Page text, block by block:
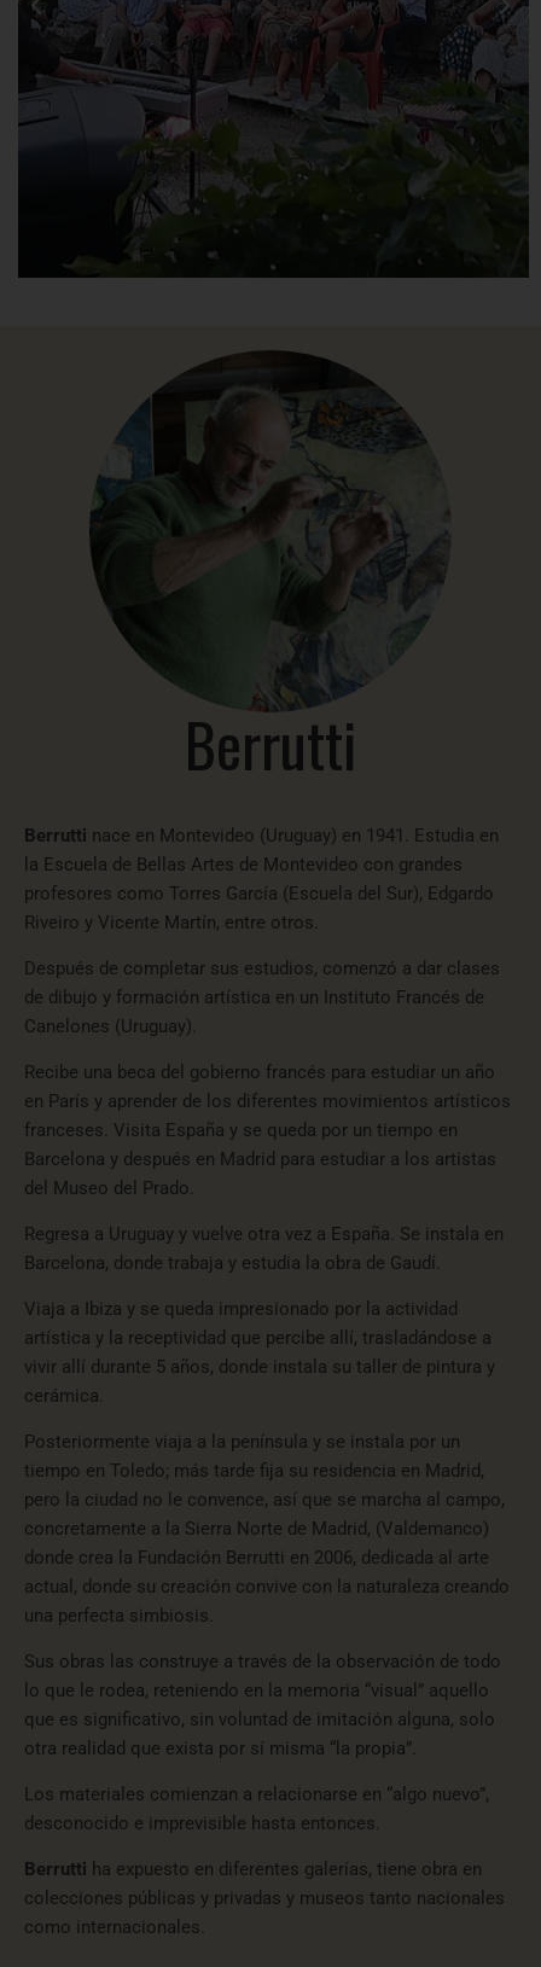
Berrutti
Berrutti nace en Montevideo (Uruguay) en 1941. Estudia en
la Escuela de Bellas Artes de Montevideo con grandes
profesores como Torres García (Escuela del Sur), Edgardo
Riveiro y Vicente Martín, entre otros.
Después de completar sus estudios, comenzó a dar clases
de dibujo y formación artística en un Instituto Francés de
Canelones (Uruguay).
Recibe una beca del gobierno francés para estudiar un año
en París y aprender de los diferentes movimientos artísticos
franceses. Visita España y se queda por un tiempo en
Barcelona y después en Madrid para estudiar a los artistas
del Museo del Prado.
Regresa a Uruguay y vuelve otra vez a España. Se instala en
Barcelona, donde trabaja y estudia la obra de Gaudí.
Viaja a Ibiza y se queda impresionado por la actividad
artística y la receptividad que percibe allí, trasladándose a
vivir allí durante 5 años, donde instala su taller de pintura y
cerámica.
Posteriormente viaja a la península y se instala por un
tiempo en Toledo; más tarde fija su residencia en Madrid,
pero la ciudad no le convence, así que se marcha al campo,
concretamente a la Sierra Norte de Madrid, (Valdemanco)
donde crea la Fundación Berrutti en 2006, dedicada al arte
actual, donde su creación convive con la naturaleza creando
una perfecta simbiosis.
Sus obras las construye a través de la observación de todo
lo que le rodea, reteniendo en la memoria “visual” aquello
que es significativo, sin voluntad de imitación alguna, solo
otra realidad que exista por sí misma “la propia”.
Los materiales comienzan a relacionarse en “algo nuevo”,
desconocido e imprevisible hasta entonces.
Berrutti ha expuesto en diferentes galerías, tiene obra en
colecciones públicas y privadas y museos tanto nacionales
como internacionales.